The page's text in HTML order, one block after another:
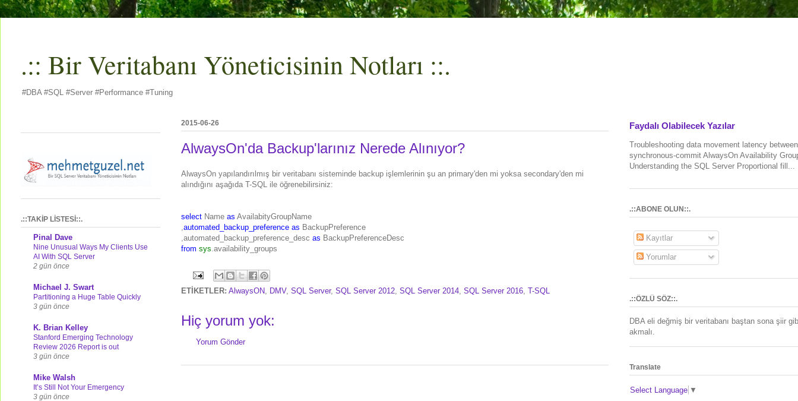
.:: Bir Veritabanı Yöneticisinin Notları ::.
#DBA #SQL #Server #Performance #Tuning
2015-06-26
AlwaysOn'da Backup'larınız Nerede Alınıyor?
AlwaysOn yapılandırılmış bir veritabanı sisteminde backup işlemlerinin şu an primary'den mi yoksa secondary'den mi
alındığını aşağıda T-SQL ile öğrenebilirsiniz:
select Name as AvailabityGroupName
automated_backup_preference as BackupPreference
automated_backup_preference_desc as BackupPreferenceDesc
from sys availability_groups
ETİKETLER: AlwaysON DMV, SQL Server, SQL Server 2012 SQL Server 2014 SQL Server 2016 T-SQL
Hiç yorum yok:
Yorum Gönder
.::TAKİP LİSTESİ::.
Pinal Dave
Nine Unusual Ways My Clients Use
AI With SQL Server
2 gün önce
Michael J. Swart
Partitioning a Huge Table Quickly
3 gün önce
K. Brian Kelley
Stanford Emerging Technology
Review 2026 Report is out
3 gün önce
Mike Walsh
It’s Still Not Your Emergency
3 gün önce
Faydalı Olabilecek Yazılar
Troubleshooting data movement latency between
synchronous-commit AlwaysOn Availability
Understanding the SQL Server Proportional fill...
.::ABONE OLUN::.
Kayıtlar
Yorumlar
.::ÖZLÜ SÖZ::.
DBA eli değmiş bir veritabanı baştan sona şiir
akmalı.
Translate
Select Language ▼